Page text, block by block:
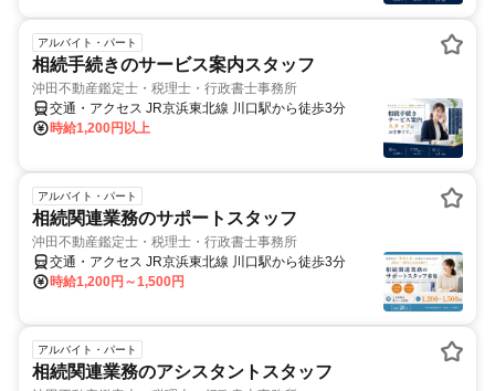
アルバイト・パート
相続手続きのサービス案内スタッフ
沖田不動産鑑定士・税理士・行政書士事務所
時給1,200円以上
交通・アクセス JR京浜東北線 川口駅から徒歩3分
アルバイト・パート
相続関連業務のサポートスタッフ
沖田不動産鑑定士・税理士・行政書士事務所
時給1,200円～1,500円
交通・アクセス JR京浜東北線 川口駅から徒歩3分
アルバイト・パート
相続関連業務のアシスタントスタッフ